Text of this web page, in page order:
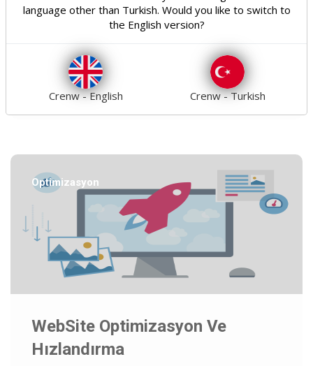
dilerseniz parça parça veya bir bütün olarak
müdahale etme yeteneği olarak kendini ifade eder.
Bununla birlikte, çok temel bir işlevdir; CSS kodlarınızı
farklı bir dosyada barındırıyorsa..
03/11/2020
Optimizasyon
WebSite Optimizasyon Ve
Hızlandırma
language other than Turkish. Would you like to switch to
the English version?
Crenw - English Crenw - Turkish